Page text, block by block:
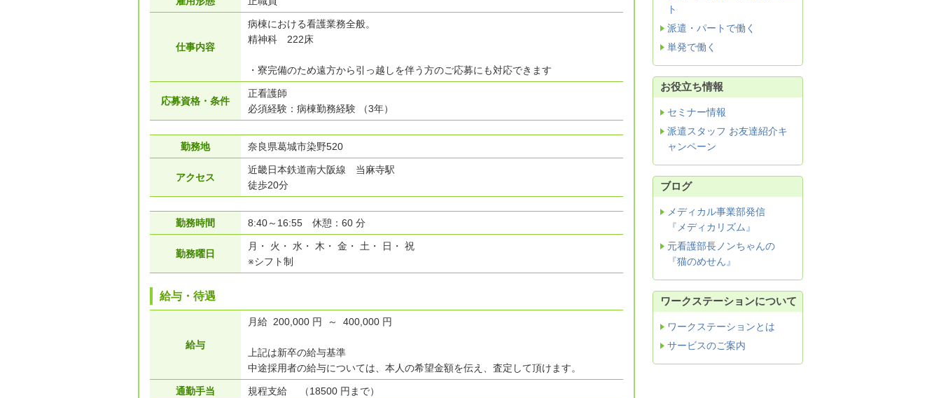
仕事内容
病棟における看護業務全般。
精神科 222床
・寮完備のため遠方から引っ越しを伴う方のご応募にも対応できます
応募資格・条件
正看護師
必須経験：病棟勤務経験 （3年）
勤務地 奈良県葛城市染野520
アクセス
近畿日本鉄道南大阪線 当麻寺駅
徒歩20分
勤務時間 8:40～16:55 休憩：60 分
勤務曜日
月・ 火・ 水・ 木・ 金・ 土・ 日・ 祝
※シフト制
給与・待遇
給与
月給 200,000 円 ～ 400,000 円
上記は新卒の給与基準
中途採用者の給与については、本人の希望金額を伝え、査定して頂けます。
通勤手当 規程支給 （18500 円まで）
ト
派遣・パートで働く
単発で働く
お役立ち情報
セミナー情報
派遣スタッフ お友達紹介キ
ャンペーン
ブログ
メディカル事業部発信
『メディカリズム』
元看護部長ノンちゃんの
『猫のめせん』
ワークステーションについて
ワークステーションとは
サービスのご案内